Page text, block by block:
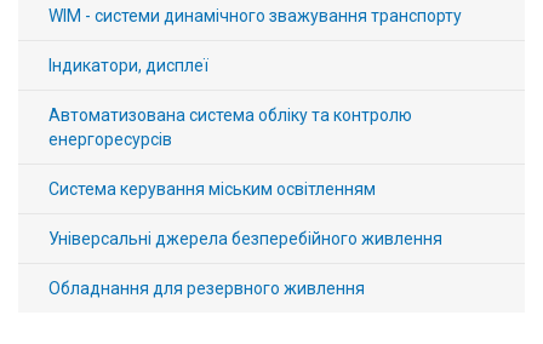
WIM - системи динамічного зважування транспорту
Індикатори, дисплеї
Автоматизована система обліку та контролю
енергоресурсів
Система керування міським освітленням
Універсальні джерела безперебійного живлення
Обладнання для резервного живлення